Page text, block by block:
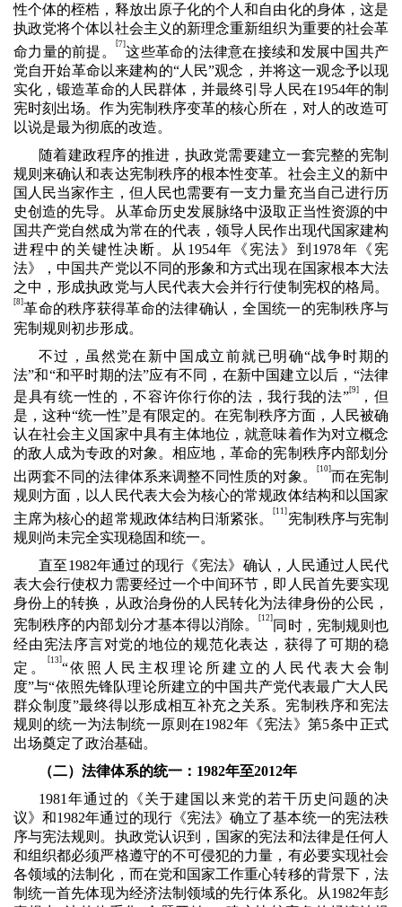
性个体的桎梏，释放出原子化的个人和自由化的身体，这是
执政党将个体以社会主义的新理念重新组织为重要的社会革
命力量的前提。
[7]这些革命的法律意在接续和发展中国共产
党自开始革命以来建构的“人民”观念，并将这一观念予以现
实化，锻造革命的人民群体，并最终引导人民在1954年的制
宪时刻出场。作为宪制秩序变革的核心所在，对人的改造可
以说是最为彻底的改造。
随着建政程序的推进，执政党需要建立一套完整的宪制
规则来确认和表达宪制秩序的根本性变革。社会主义的新中
国人民当家作主，但人民也需要有一支力量充当自己进行历
史创造的先导。从革命历史发展脉络中汲取正当性资源的中
国共产党自然成为常在的代表，领导人民作出现代国家建构
进程中的关键性决断。从 1954年《宪法》到 1978年《宪
法》，中国共产党以不同的形象和方式出现在国家根本大法
之中，形成执政党与人民代表大会并行行使制宪权的格局。
[8]革命的秩序获得革命的法律确认，全国统一的宪制秩序与
宪制规则初步形成。
不过，虽然党在新中国成立前就已明确“战争时期的
法”和“和平时期的法”应有不同，在新中国建立以后，“法律
是具有统一性的，不容许你行你的法，我行我的法”[9]，但
是，这种“统一性”是有限定的。在宪制秩序方面，人民被确
认在社会主义国家中具有主体地位，就意味着作为对立概念
的敌人成为专政的对象。相应地，革命的宪制秩序内部划分
出两套不同的法律体系来调整不同性质的对象。
[10]
而在宪制
规则方面，以人民代表大会为核心的常规政体结构和以国家
主席为核心的超常规政体结构日渐紧张。
[11] 宪制秩序与宪制
规则尚未完全实现稳固和统一。
直至1982年通过的现行《宪法》确认，人民通过人民代
表大会行使权力需要经过一个中间环节，即人民首先要实现
身份上的转换，从政治身份的人民转化为法律身份的公民，
宪制秩序的内部划分才基本得以消除。[12] 同时，宪制规则也
经由宪法序言对党的地位的规范化表达，获得了可期的稳
定。
[13]
“依照人民主权理论所建立的人民代表大会制
度”与“依照先锋队理论所建立的中国共产党代表最广大人民
群众制度”最终得以形成相互补充之关系。宪制秩序和宪法
规则的统一为法制统一原则在1982年《宪法》第5条中正式
出场奠定了政治基础。
（二）法律体系的统一： 1982年至2012年
1981 年通过的《关于建国以来党的若干历史问题的决
议》和1982年通过的现行《宪法》确立了基本统一的宪法秩
序与宪法规则。执政党认识到，国家的宪法和法律是任何人
和组织都必须严格遵守的不可侵犯的力量，有必要实现社会
各领域的法制化，而在党和国家工作重心转移的背景下，法
制统一首先体现为经济法制领域的先行体系化。从1982年彭